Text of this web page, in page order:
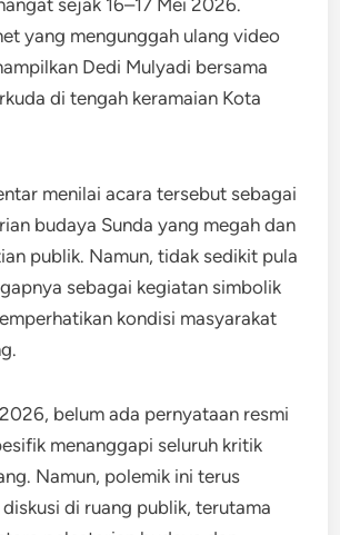
yang mengunggah ulang video
Dedi Mulyadi bersama
di tengah keramaian Kota
menilai acara tersebut sebagai
budaya Sunda yang megah dan
publik. Namun, tidak sedikit pula
sebagai kegiatan simbolik
kondisi masyarakat
belum ada pernyataan resmi
menanggapi seluruh kritik
Namun, polemik ini terus
di ruang publik, terutama